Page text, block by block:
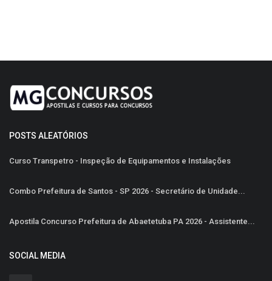
POSTS ALEATÓRIOS
Curso Transpetro - Inspeção de Equipamentos e Instalações
Combo Prefeitura de Santos - SP 2026 - Secretário de Unidade...
Apostila Concurso Prefeitura de Abaetetuba PA 2026 - Assistente...
SOCIAL MEDIA